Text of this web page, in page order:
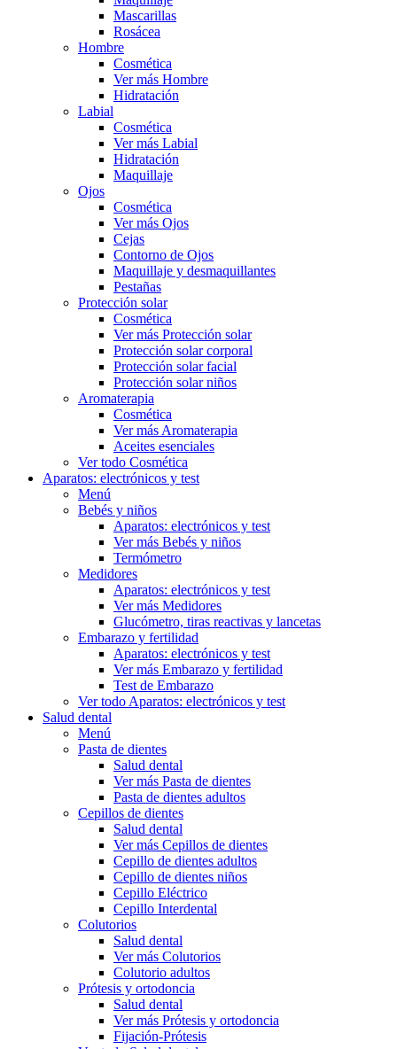
Mascarillas
Rosácea
Hombre
Cosmética
Ver más Hombre
Hidratación
Labial
Cosmética
Ver más Labial
Hidratación
Maquillaje
Ojos
Cosmética
Ver más Ojos
Cejas
Contorno de Ojos
Maquillaje y desmaquillantes
Pestañas
Protección solar
Cosmética
Ver más Protección solar
Protección solar corporal
Protección solar facial
Protección solar niños
Aromaterapia
Cosmética
Ver más Aromaterapia
Aceites esenciales
Ver todo Cosmética
Aparatos: electrónicos y test
Menú
Bebés y niños
Aparatos: electrónicos y test
Ver más Bebés y niños
Termómetro
Medidores
Aparatos: electrónicos y test
Ver más Medidores
Glucómetro, tiras reactivas y lancetas
Embarazo y fertilidad
Aparatos: electrónicos y test
Ver más Embarazo y fertilidad
Test de Embarazo
Ver todo Aparatos: electrónicos y test
Salud dental
Menú
Pasta de dientes
Salud dental
Ver más Pasta de dientes
Pasta de dientes adultos
Cepillos de dientes
Salud dental
Ver más Cepillos de dientes
Cepillo de dientes adultos
Cepillo de dientes niños
Cepillo Eléctrico
Cepillo Interdental
Colutorios
Salud dental
Ver más Colutorios
Colutorio adultos
Prótesis y ortodoncia
Salud dental
Ver más Prótesis y ortodoncia
Fijación-Prótesis